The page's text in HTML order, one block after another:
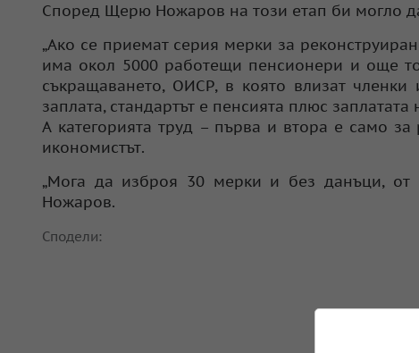
Според Щерю Ножаров на този етап би могло
„Ако се приемат серия мерки за
има окол 5000 работещи пенсионери и още
съкращаването, ОИСР, в която влизат
заплата, стандартът е пенсията плюс
А категорията труд – първа и втора е само
икономистът.
„Мога да изброя 30 мерки и без данъци, от
Ножаров.
Сподели: